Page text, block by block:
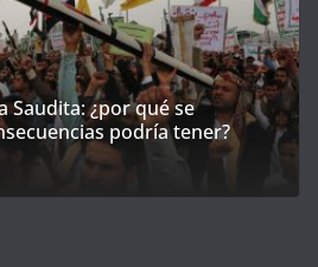
Saudita: ¿por qué se
podría tener?